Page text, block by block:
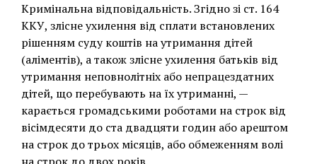
Кримінальна відповідальність. Згідно зі ст. 164
ККУ, злісне ухилення від сплати встановлених
рішенням суду коштів на утримання дітей
(аліментів), а також злісне ухилення батьків від
утримання неповнолітніх або непрацездатних
дітей, що перебувають на їх утриманні, —
карається громадськими роботами на строк від
вісімдесяти до ста двадцяти годин або арештом
на строк до трьох місяців, або обмеженням волі